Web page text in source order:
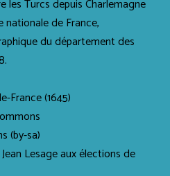
les Turcs depuis Charlemagne
nationale de France,
du département des
France (1645)
(by-sa)
Lesage aux élections de